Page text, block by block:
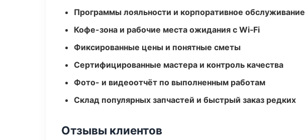
Программы лояльности и корпоративное обслуживание
Кофе-зона и рабочие места ожидания с Wi‑Fi
Фиксированные цены и понятные сметы
Сертифицированные мастера и контроль качества
Фото- и видеоотчёт по выполненным работам
Склад популярных запчастей и быстрый заказ редких
Отзывы клиентов